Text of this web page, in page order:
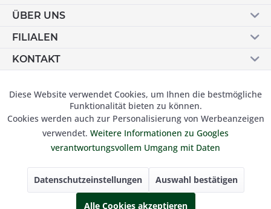
ÜBER UNS
FILIALEN
KONTAKT
© 2019 Besser Gehen Schockmann GmbH. Alle Preise inkl.
der gesetzl. MwSt und zzgl.Versandkosten.
Funktionale Aktiv
Marketing Inaktiv
Tracking Inaktiv
Personalisierung Inaktiv
Diese Website verwendet Cookies, um Ihnen die bestmögliche
Funktionalität bieten zu können.
Cookies werden auch zur Personalisierung von Werbeanzeigen
verwendet. Weitere Informationen zu Googles
verantwortungsvollem Umgang mit Daten
Datenschutzeinstellungen Auswahl bestätigen
Alle Cookies akzeptieren